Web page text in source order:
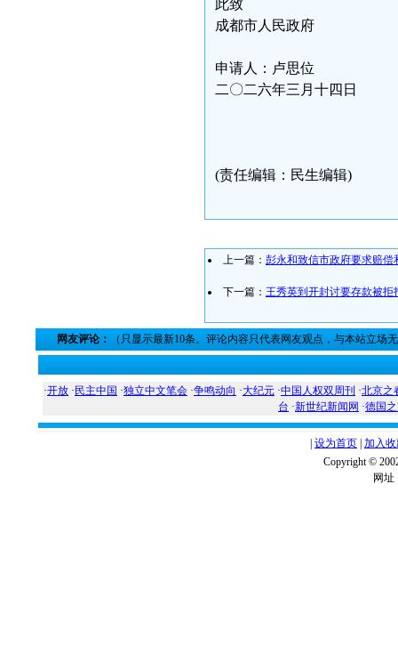
此致
成都市人民政府
申请人：卢思位
二〇二六年三月十四日
(责任编辑：民生编辑)
上一篇： 彭永和致信市政府要求赔偿
下一篇： 王秀英到开封讨要存款被拒
网友评论： （只显示最新10条。评论内容只代表网友观点，与本站立场
·开放 · 民主中国 ·独立中文笔会 ·争鸣动向 ·大纪元 ·中国人权双周刊 ·北京之
台 ·新世纪新闻网 ·德国
设为首页 加入
Copyright ©
网址